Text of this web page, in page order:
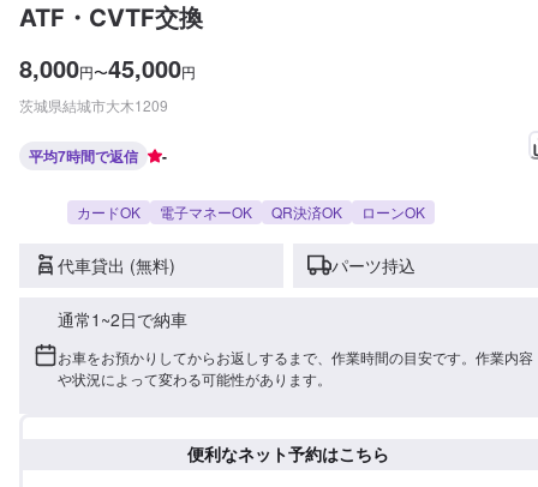
ATF・CVTF交換
8,000円〜45,000円
茨城県結城市大木1209
平均7時間で返信 -
カードOK 電子マネーOK QR決済OK ローンOK
代車貸出 (無料) パーツ持込
通常1~2日で納車
お車をお預かりしてからお返しするまで、作業時間の目安です。作業内容
や状況によって変わる可能性があります。
便利なネット予約はこちら